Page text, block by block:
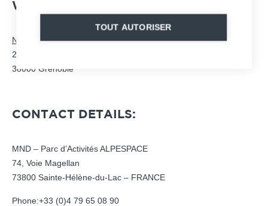
WEBSITE TAKEOVER :
Neptune Internet Services
2 rue de la paix
38000 Grenoble
CONTACT DETAILS:
MND – Parc d’Activités ALPESPACE
74, Voie Magellan
73800 Sainte-Hélène-du-Lac – FRANCE
Phone:+33 (0)4 79 65 08 90
TOUT AUTORISER